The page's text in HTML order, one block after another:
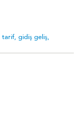
tarif, gidiş geliş,